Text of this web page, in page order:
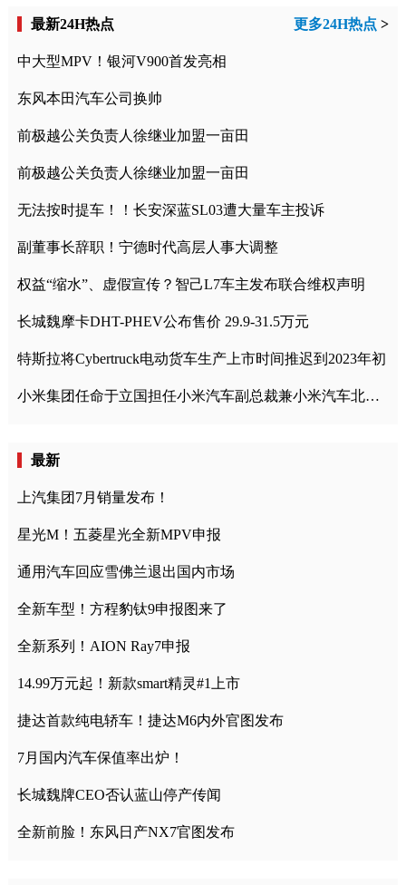
最新24H热点 更多24H热点 >
中大型MPV！银河V900首发亮相
东风本田汽车公司换帅
前极越公关负责人徐继业加盟一亩田
前极越公关负责人徐继业加盟一亩田
无法按时提车！！长安深蓝SL03遭大量车主投诉
副董事长辞职！宁德时代高层人事大调整
权益“缩水”、虚假宣传？智己L7车主发布联合维权声明
长城魏摩卡DHT-PHEV公布售价 29.9-31.5万元
特斯拉将Cybertruck电动货车生产上市时间推迟到2023年初
小米集团任命于立国担任小米汽车副总裁兼小米汽车北京总部政委
最新
上汽集团7月销量发布！
星光M！五菱星光全新MPV申报
通用汽车回应雪佛兰退出国内市场
全新车型！方程豹钛9申报图来了
全新系列！AION Ray7申报
14.99万元起！新款smart精灵#1上市
捷达首款纯电轿车！捷达M6内外官图发布
7月国内汽车保值率出炉！
长城魏牌CEO否认蓝山停产传闻
全新前脸！东风日产NX7官图发布